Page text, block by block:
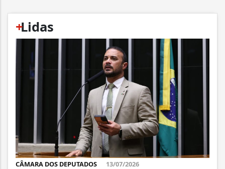
+
Lidas
CÂMARA DOS DEPUTADOS 13/07/2026